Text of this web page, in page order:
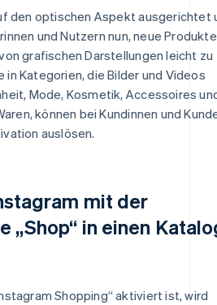
den optischen Aspekt ausgerichtet
und Nutzern nun, neue Produkte
grafischen Darstellungen leicht zu
Kategorien, die Bilder und Videos
Mode, Kosmetik, Accessoires
können bei Kundinnen und
auslösen.
mit der
„Shop“ in einen
Shopping“ aktiviert ist, wird